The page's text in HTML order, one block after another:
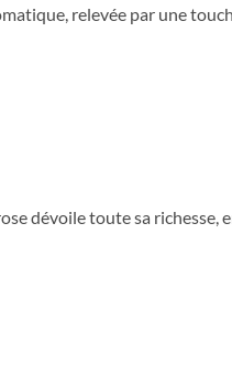
relevée par une
dévoile toute sa richesse,